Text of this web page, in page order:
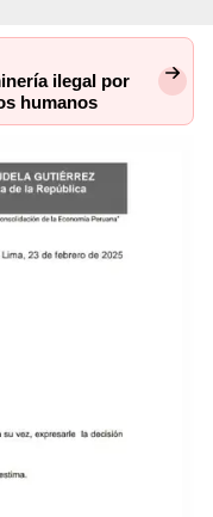
ilegal por
humanos